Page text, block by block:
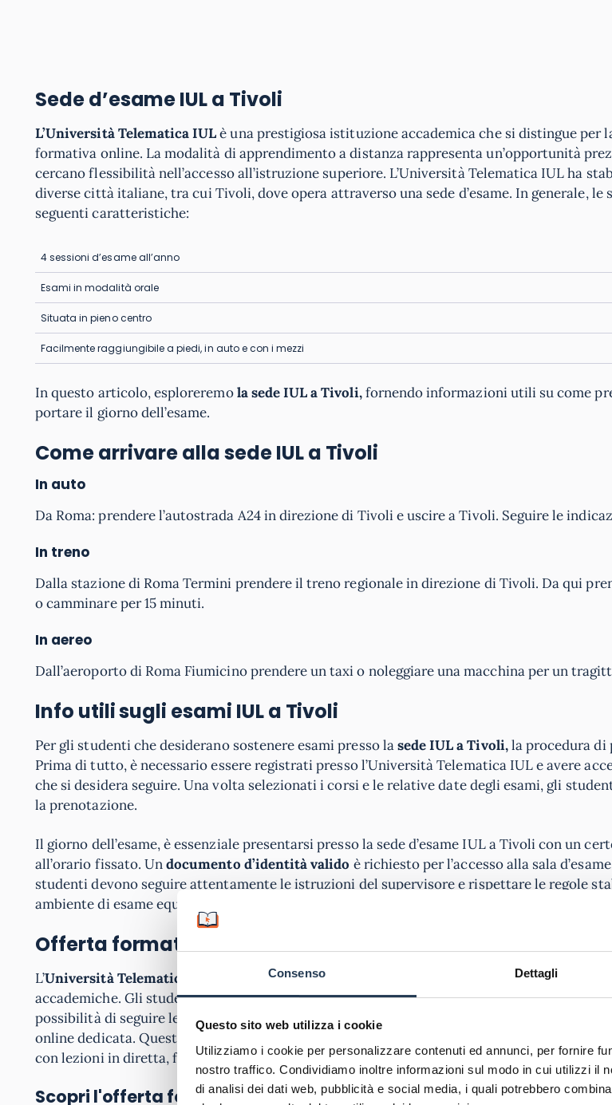
Consenso Dettagli
Questo sito web utilizza i cookie
Utilizziamo i cookie per personalizzare contenuti ed annunci, per fornire
nostro traffico. Condividiamo inoltre informazioni sul modo in cui utilizzi il
di analisi dei dati web, pubblicità e social media, i quali potrebbero
Sede d’esame IUL a Tivoli
L’Università Telematica IULè una prestigiosa istituzione accademica che si distingue per
formativa online. La modalità di apprendimento a distanza rappresenta un’opportunità
cercano flessibilità nell’accesso all’istruzione superiore. L’Università Telematica IUL ha
diverse città italiane, tra cui Tivoli, dove opera attraverso una sede d’esame. In generale, le
seguenti caratteristiche:
4 sessioni d’esame all’anno
Esami in modalità orale
Situata in pieno centro
Facilmente raggiungibile a piedi, in auto e con i mezzi
In questo articolo, esploreremola sede IUL a Tivoli,fornendo informazioni utili su come
portare il giorno dell’esame.
Come arrivare alla sede IUL a Tivoli
In auto
Da Roma: prendere l’autostrada A24 in direzione di Tivoli e uscire a Tivoli. Seguire le
In treno
Dalla stazione di Roma Termini prendere il treno regionale in direzione di Tivoli. Da qui
o camminare per 15 minuti.
In aereo
Dall’aeroporto di Roma Fiumicino prendere un taxi o noleggiare una macchina per un
Info utili sugli esami IULa Tivoli
Per gli studenti che desiderano sostenere esami presso lasede IUL a Tivoli,la procedura di
Prima di tutto, è necessario essere registrati presso l’Università Telematica IUL e avere
che si desidera seguire. Una volta selezionati i corsi e le relative date degli esami, gli
la prenotazione.
Il giorno dell’esame, è essenziale presentarsi presso la sede d’esame IUL a Tivoli con un
all’orario fissato. Undocumento d’identità valido è richiesto per l’accesso alla sala
studenti devono seguire attentamente le istruzioni del supervisore e rispettare le regole
ambiente di esame equo e controllato
Offerta formativa IUL a Tivoli
L’Università Telematica IUL
offre una vasta gamma di corsi online a Tivoli, che
accademiche. Gli studenti possono accedere a programmi di laurea triennale e magistrale
possibilità di seguire le lezioni da remoto, interagendo con docenti e compagni di corso
online dedicata. Questa modalità di apprendimento online è stata progettata per essere
con lezioni in diretta, forum di discussione e materiali didattici facilmente accessibili.
Scopri l'offerta formativa